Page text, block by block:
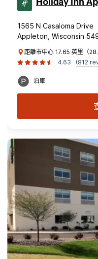
Holiday Inn
1565 N Casaloma Drive
Appleton, Wisconsin
距離市中心 17.65 英里（
4.63
(812
泊車